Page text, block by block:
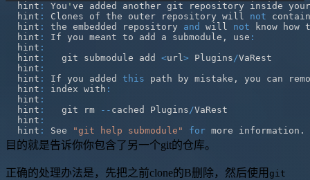
hint : You ' ve added another git repository inside
hint : Clones of the outer repository will not
hint : the embedded repository and will not know
hint : If you meant to add a submodule , use :
hint :
hint :
   git submodule add
<url> Plugins/
hint :
hint : If you added this path by mistake ,
hint : index with :
hint :
hint :
   git rm
-- cached Plugins/
hint :
hint : See "git help submodule" for more information .
目的就是告诉你你包含了另一个git的仓库。
正确的处理办法是，先把之前clone的B删除，然后使用 git